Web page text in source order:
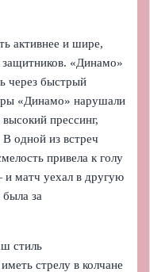
активнее и шире,
защитников. «Динамо»
через быстрый
«Динамо» нарушали
прессинг,
одной из встреч
привела к голу
и матч уехал в другую
была за
стиль
стрелу в колчане